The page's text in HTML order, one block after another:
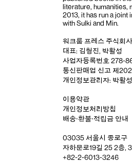
literature, humanities,
2013, it has run a joint
with Sulki and Min.
워크룸 프레스 주식회사
대표: 김형진, 박활성
사업자등록번호 278-
통신판매업 신고 제
개인정보관리자: 박활성
이용약관
개인정보처리방침
배송‧환불‧적립금 안내
03035 서울시 종로구
자하문로19길 25 2층,
+82-2-6013-3246